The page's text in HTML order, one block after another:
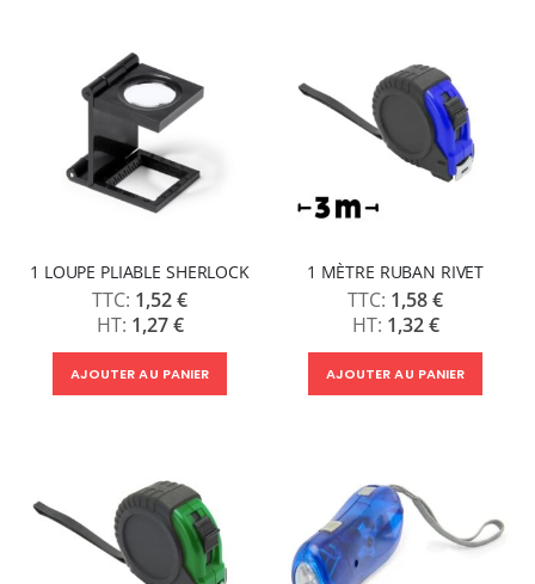
1 LOUPE PLIABLE SHERLOCK
1,52 €
1,27 €
AJOUTER AU PANIER
1 MÈTRE RUBAN RIVET
1,58 €
1,32 €
AJOUTER AU PANIER